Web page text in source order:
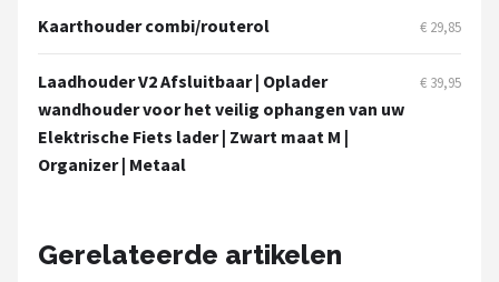
Shimano
Cortina
Alle merken →
Kaarthouder combi/routerol € 29,85
Laadhouder V2 Afsluitbaar | Oplader
wandhouder voor het veilig ophangen van uw
Elektrische Fiets lader | Zwart maat M |
Organizer | Metaal
€ 39,95
Gerelateerde artikelen